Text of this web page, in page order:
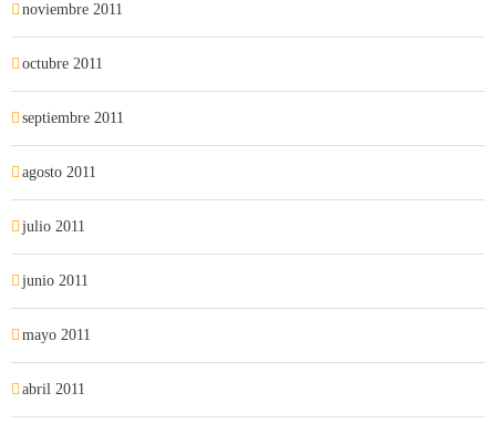
noviembre 2011
octubre 2011
septiembre 2011
agosto 2011
julio 2011
junio 2011
mayo 2011
abril 2011